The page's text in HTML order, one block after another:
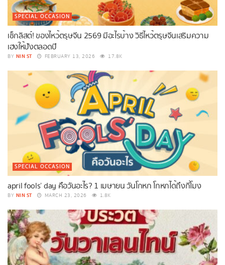
SPECIAL OCCASION
เช็กลิสต์! ของไหว้ตรุษจีน 2569 มีอะไรบ้าง วิธีไหว้ตรุษจีนเสริมความ
เฮงให้ปังตลอดปี
BY NIN ST FEBRUARY 13, 2026 17.8K
SPECIAL OCCASION
april fools’ day คือวันอะไร? 1 เมษายน วันโกหก โกหกได้ถึงกี่โมง
BY NIN ST MARCH 23, 2026 1.8K